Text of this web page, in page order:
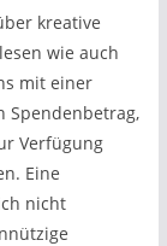
kreative
wie auch
mit einer
Spendenbetrag,
Verfügung
Eine
nicht